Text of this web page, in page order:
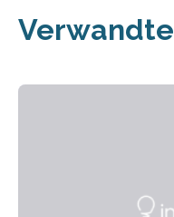
Verwandte